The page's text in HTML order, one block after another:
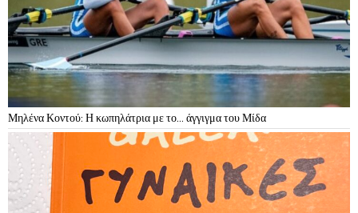
Μηλένα Κοντού: Η κωπηλάτρια με το… άγγιγμα του Μίδα